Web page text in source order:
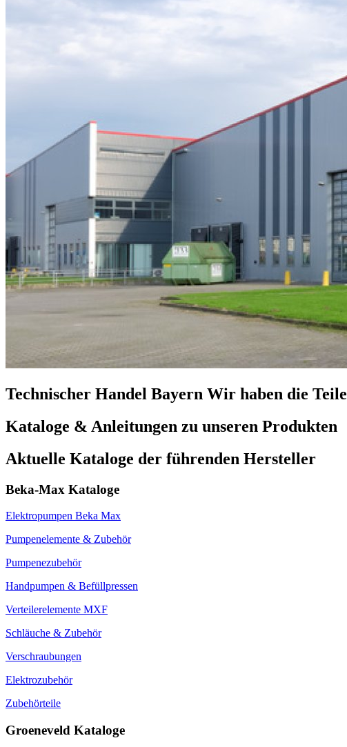
Technischer Handel Bayern Wir haben die Teile
Kataloge & Anleitungen zu unseren Produkten
Aktuelle Kataloge der führenden Hersteller
Beka-Max Kataloge
Elektropumpen Beka Max
Pumpenelemente & Zubehör
Pumpenezubehör
Handpumpen & Befüllpressen
Verteilerelemente MXF
Schläuche & Zubehör
Verschraubungen
Elektrozubehör
Zubehörteile
Groeneveld Kataloge